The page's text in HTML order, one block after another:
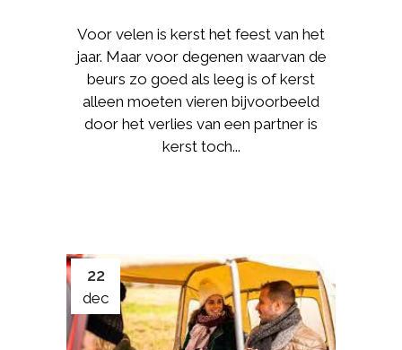
Voor velen is kerst het feest van het
jaar. Maar voor degenen waarvan de
beurs zo goed als leeg is of kerst
alleen moeten vieren bijvoorbeeld
door het verlies van een partner is
kerst toch...
22
dec